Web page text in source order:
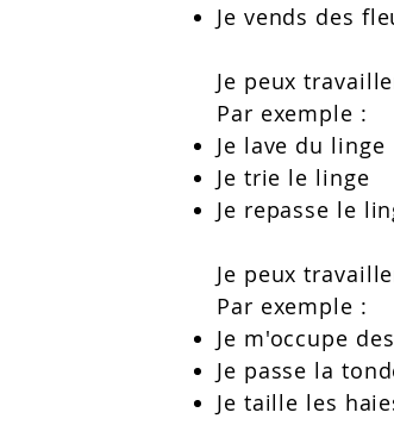
Je vends des
Je peux
Par exemple :
Je lave du linge
Je trie le linge
Je repasse le
Je peux
Par exemple :
Je m'occupe
Je passe la
Je taille les